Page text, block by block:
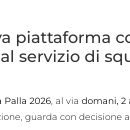
piattaforma
servizio di
Palla 2026, al via domani, 2
guarda con decisione